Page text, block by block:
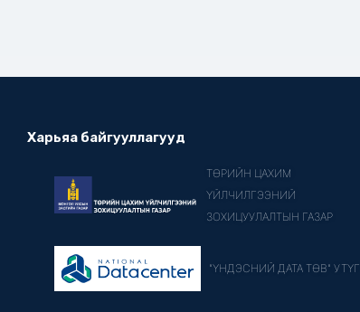
Харьяа байгууллагууд
ТӨРИЙН ЦАХИМ
ҮЙЛЧИЛГЭЭНИЙ
ЗОХИЦУУЛАЛТЫН ГАЗАР
"ҮНДЭСНИЙ ДАТА ТӨВ" УТҮГ